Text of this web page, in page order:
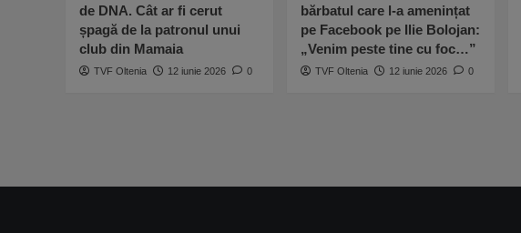
de DNA. Cât ar fi cerut
șpagă de la patronul unui
club din Mamaia
TVF Oltenia 12 iunie 2026 0
bărbatul care l-a amenințat
pe Facebook pe Ilie Bolojan:
„Venim peste tine cu foc…”
TVF Oltenia 12 iunie 2026 0